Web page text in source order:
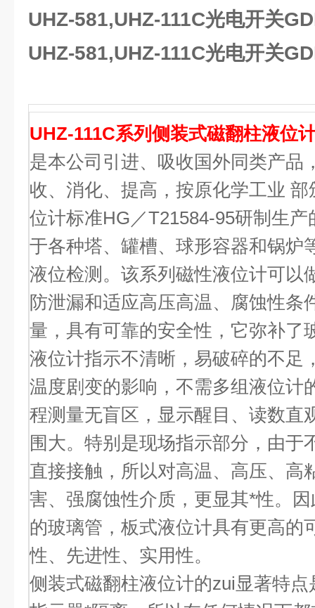
UHZ-581,UHZ-111C光电开关
UHZ-581,UHZ-111C光电开关
UHZ-111C系列侧装式磁翻柱液位
是本公司引进、吸收国外同类产品
收、消化、提高，按原化学工业
位计标准HG／T21584-95研制生产
于各种塔、罐槽、球形容器和锅炉
液位检测。该系列磁性液位计可以
防泄漏和适应高压高温、腐蚀性条
量，具有可靠的安全性，它弥补了
液位计指示不清晰，易破碎的不足
温度剧变的影响，不需多组液位计
程测量无盲区，显示醒目、读数直
围大。特别是现场指示部分，由于
直接接触，所以对高温、高压、高
害、强腐蚀性介质，更显其*性。
的玻璃管，板式液位计具有更高的
性、先进性、实用性。
侧装式磁翻柱液位计的zui显著特点